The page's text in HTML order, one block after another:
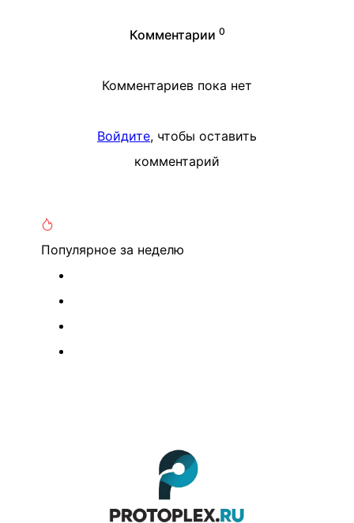
Комментарии 0
Комментариев пока нет
Войдите, чтобы оставить
комментарий
Популярное за неделю